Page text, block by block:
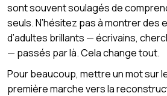
sont souvent soulagés de
seuls. N’hésitez pas à montrer des
d’adultes brillants — écrivains,
— passés par là. Cela change tout.
Pour beaucoup, mettre un mot sur
première marche vers la